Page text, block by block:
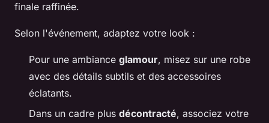
finale raffinée.
Selon l'événement, adaptez votre look :
Pour une ambiance glamour, misez sur une robe
avec des détails subtils et des accessoires
éclatants.
Dans un cadre plus décontracté, associez votre